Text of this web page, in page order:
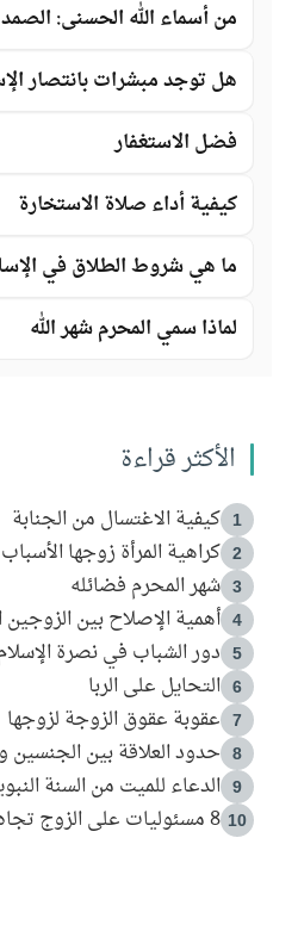
من أسماء الله الحسنى: الصمد
هل توجد مبشرات بانتصار
فضل الاستغفار
كيفية أداء صلاة الاستخارة
ما هي شروط الطلاق في
لماذا سمي المحرم شهر الله
الأكثر قراءة
1 كيفية الاغتسال من الجنابة
2 كراهية المرأة زوجها الأسباب
3 شهر المحرم فضائله
4 أهمية الإصلاح بين
5 دور الشباب في نصرة
6 التحايل على الربا
7 عقوبة عقوق الزوجة لزوجها
8 حدود العلاقة بين الجنسين
9 الدعاء للميت من السنة
10 8 مسئوليات على الزوج تجاه زوجته